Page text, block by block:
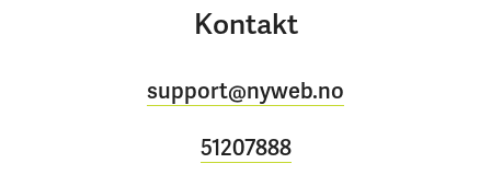
Kontakt
support@nyweb.no
51207888